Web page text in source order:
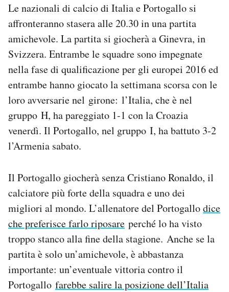
Le nazionali di calcio di Italia e Portogallo si
affronteranno stasera alle 20.30 in una partita
amichevole. La partita si giocherà a Ginevra, in
Svizzera. Entrambe le squadre sono impegnate
nella fase di qualificazione per gli europei 2016 ed
entrambe hanno giocato la settimana scorsa con le
loro avversarie nel girone: l’Italia, che è nel
gruppo H, ha pareggiato 1-1 con la Croazia
venerdì. Il Portogallo, nel gruppo I, ha battuto 3-2
l’Armenia sabato.
Il Portogallo giocherà senza Cristiano Ronaldo, il
calciatore più forte della squadra e uno dei
migliori al mondo. L’allenatore del Portogallodice
che preferisce farlo riposare perché lo ha visto
troppo stanco alla fine della stagione. Anche se la
partita è solo un’amichevole, è abbastanza
importante: un’eventuale vittoria contro il
Portogallo farebbe salire la posizione dell’Italia